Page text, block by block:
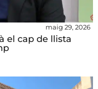
maig 29, 2026
el cap de llista